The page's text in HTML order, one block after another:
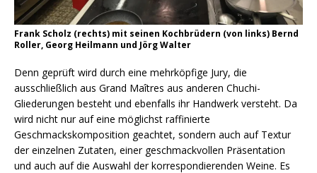
Frank Scholz (rechts) mit seinen Kochbrüdern (von links) Bernd
Roller, Georg Heilmann und Jörg Walter
Denn geprüft wird durch eine mehrköpfige Jury, die
ausschließlich aus Grand Maîtres aus anderen Chuchi-
Gliederungen besteht und ebenfalls ihr Handwerk versteht. Da
wird nicht nur auf eine möglichst raffinierte
Geschmackskomposition geachtet, sondern auch auf Textur
der einzelnen Zutaten, einer geschmackvollen Präsentation
und auch auf die Auswahl der korrespondierenden Weine. Es